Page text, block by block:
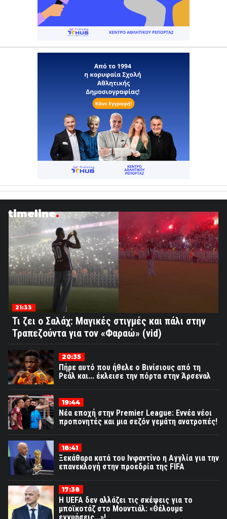
timeline
21:33
Τι ζει ο Σαλάχ: Μαγικές στιγμές και πάλι στην
Τραπεζούντα για τον «Φαραώ» (vid)
20:35
Πήρε αυτό που ήθελε ο Βινίσιους από τη
Ρεάλ και... έκλεισε την πόρτα στην Άρσεναλ
19:44
Νέα εποχή στην Premier League: Εννέα νέοι
προπονητές και μια σεζόν γεμάτη ανατροπές!
18:41
Ξεκάθαρα κατά του Ινφαντίνο η Αγγλία για την
επανεκλογή στην προεδρία της FIFA
17:38
Η UEFA δεν αλλάζει τις σκέψεις για το
μποϊκοτάζ στο Μουντιάλ: «Θέλουμε